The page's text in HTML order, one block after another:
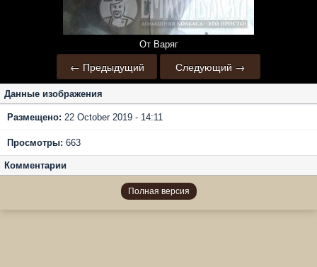
От Варяг
← Предыдущий Следующий →
Данные изображения
Размещено: 22 October 2019 - 14:11
Просмотры: 663
Комментарии
Полная версия